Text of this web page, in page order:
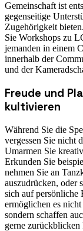
Gemeinschaft ist
gegenseitige
Zugehörigkeit
Sie Workshops zu
jemanden in einem
innerhalb der
und der
Freude und
kultivieren
Während Sie die
vergessen Sie nicht
Umarmen Sie
Erkunden Sie
nehmen Sie an
auszudrücken, oder
sich auf persönliche
ermöglichen es
sondern schaffen
gerne zurückblicken